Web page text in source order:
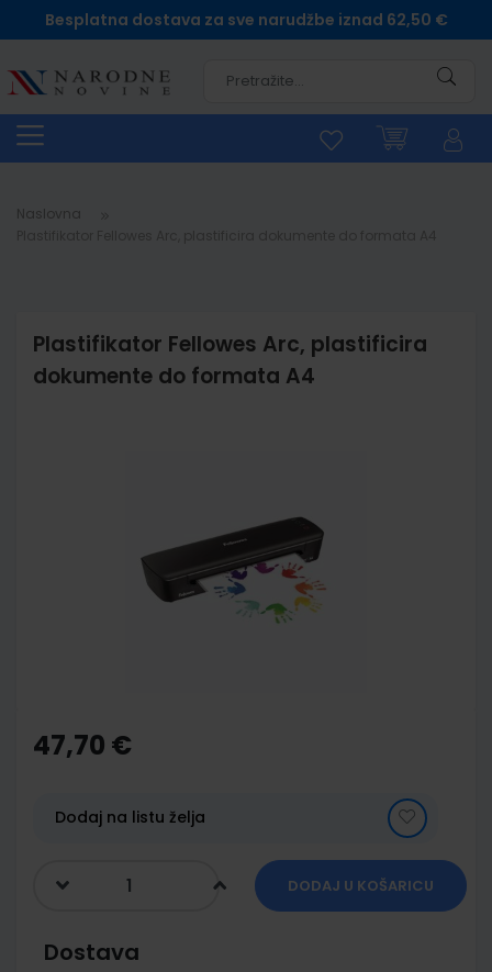
Besplatna dostava za sve narudžbe iznad 62,50 €
Naslovna
Plastifikator Fellowes Arc, plastificira
dokumente do formata A4
the
beginning
gallery
47,70 €
Dodaj na listu želja
DODAJ U KOŠARICU
Dostava